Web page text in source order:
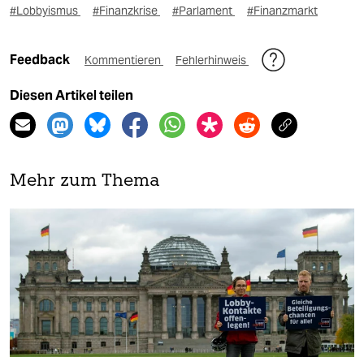
#Lobbyismus #Finanzkrise #Parlament #Finanzmarkt
Feedback Kommentieren Fehlerhinweis
Diesen Artikel teilen
Mehr zum Thema